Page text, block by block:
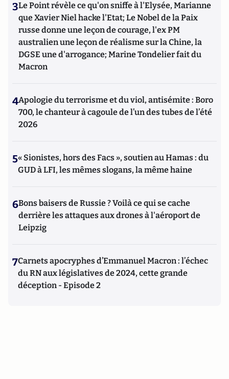
3Le Point révèle ce qu'on sniffe à l'Elysée, Marianne
que Xavier Niel hacke l'Etat; Le Nobel de la Paix
russe donne une leçon de courage, l'ex PM
australien une leçon de réalisme sur la Chine, la
DGSE une d'arrogance; Marine Tondelier fait du
Macron
4Apologie du terrorisme et du viol, antisémite : Boro
700, le chanteur à cagoule de l’un des tubes de l’été
2026
5« Sionistes, hors des Facs », soutien au Hamas : du
GUD à LFI, les mêmes slogans, la même haine
6Bons baisers de Russie ? Voilà ce qui se cache
derrière les attaques aux drones à l'aéroport de
Leipzig
7Carnets apocryphes d’Emmanuel Macron : l’échec
du RN aux législatives de 2024, cette grande
déception - Episode 2